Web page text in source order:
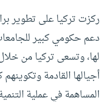
ركزت تركيا على تطوير
دعم حكومي كبير
لها، وتسعى تركيا من
أجيالها القادمة
المساهمة في عملية